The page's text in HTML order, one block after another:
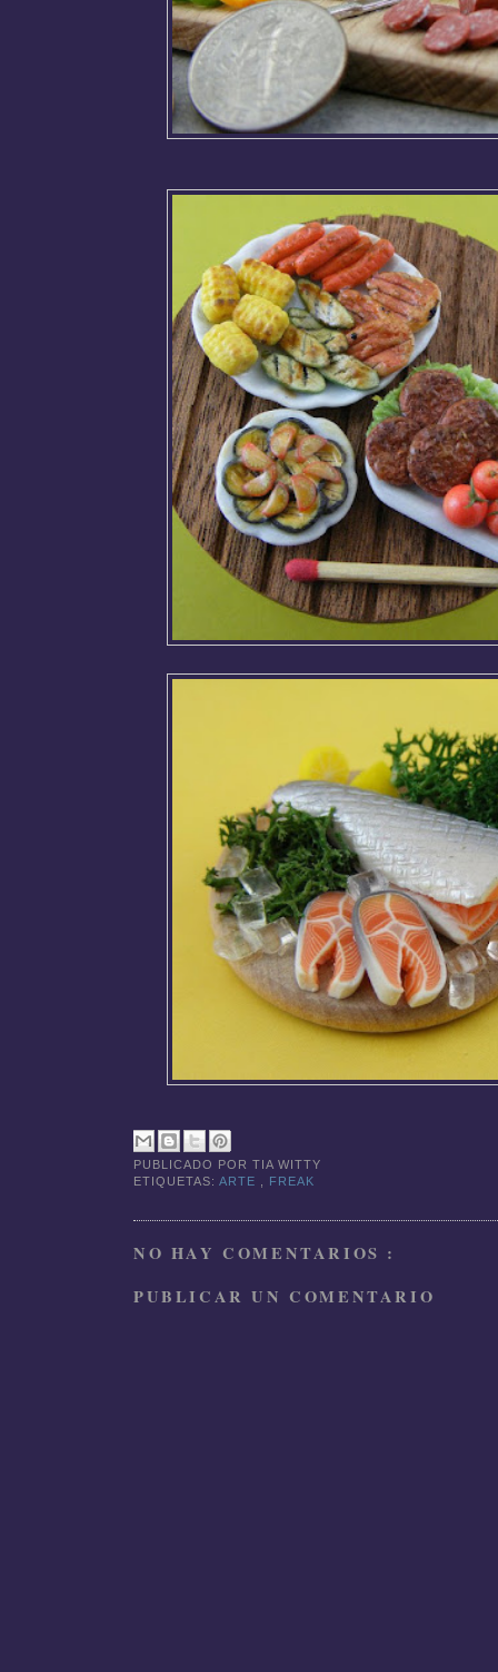
PUBLICADO PORTIA WITTY
ETIQUETAS:ARTE FREAK
NO HAY COMENTARIOS :
PUBLICAR UN COMENTARIO